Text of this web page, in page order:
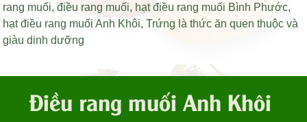
rang muối,điều rang muối, hạt điều rang muối Bình Phước,
hạt điều rang muối Anh Khôi,Trứng là thức ăn quen thuộc và
giàu dinh dưỡng
Điều rang muối Anh Khôi